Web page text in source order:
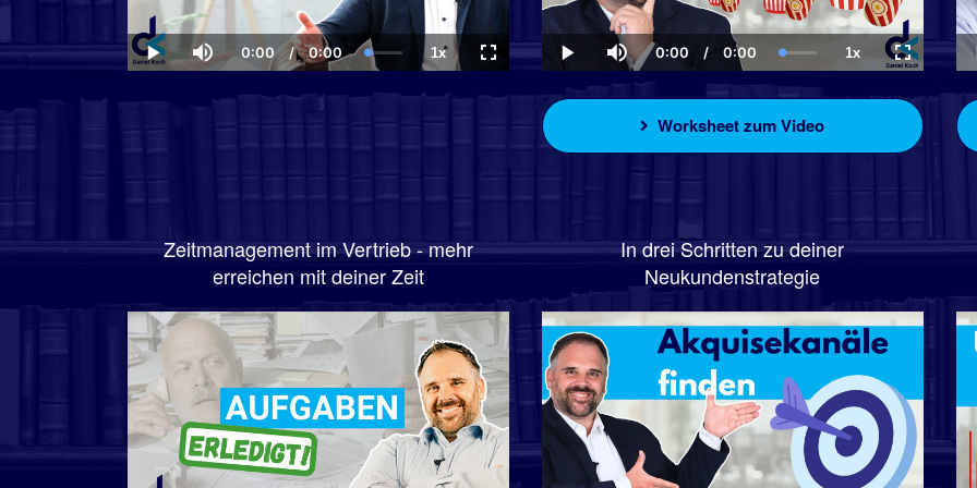
Play Mute
Current
Time
0:00 / Duration
0:00 Loaded
0.00%
1xPlayback
Rate
Fullscreen Play Mute
Current
Time
0:00 / Duration
0:00 Loaded
0.00%
1xPlayback
Rate
Fullscreen
Worksheet zum Video
Zeitmanagement im Vertrieb - mehr
erreichen mit deiner Zeit
In drei Schritten zu deiner
Neukundenstrategie